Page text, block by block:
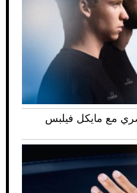
مع مايكل فيلبس